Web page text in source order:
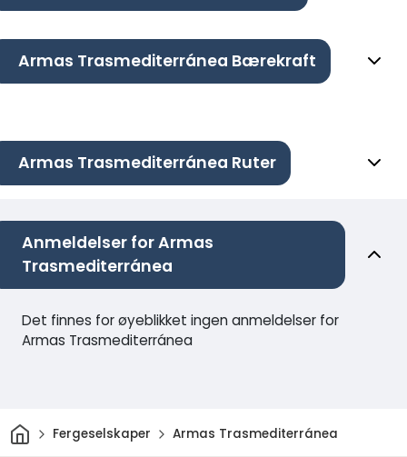
Armas Trasmediterránea Bærekraft
Armas Trasmediterránea Ruter
Anmeldelser for Armas
Trasmediterránea
Det finnes for øyeblikket ingen anmeldelser for
Armas Trasmediterránea
HjemFergeselskaper Armas Trasmediterránea